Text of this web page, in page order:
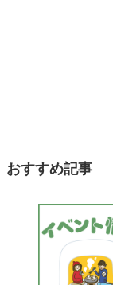
おすすめ記事